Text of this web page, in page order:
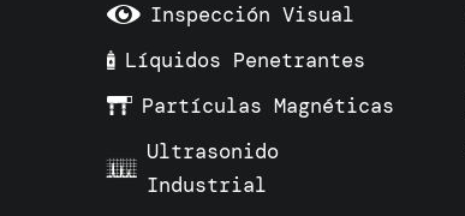
Inspección Visual
Líquidos Penetrantes
Partículas Magnéticas
Ultrasonido
Industrial